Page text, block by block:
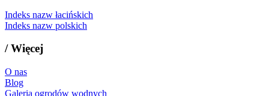
Indeks nazw łacińskich
Indeks nazw polskich
/Więcej
O nas
Blog
Galeria ogrodów wodnych